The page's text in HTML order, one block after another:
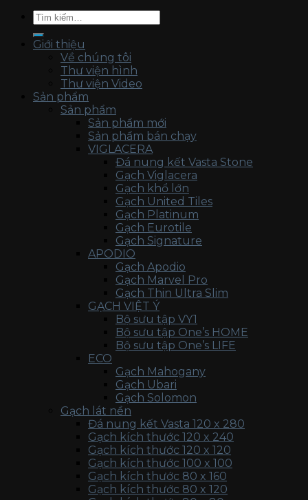
Tìm
kiếm:
Giới thiệu
Về chúng tôi
Thư viện hình
Thư viện Video
Sản phẩm
Sản phẩm
Sản phẩm mới
Sản phẩm bán chạy
VIGLACERA
Đá nung kết Vasta Stone
Gạch Viglacera
Gạch khổ lớn
Gạch United Tiles
Gạch Platinum
Gạch Eurotile
Gạch Signature
APODIO
Gạch Apodio
Gạch Marvel Pro
Gạch Thin Ultra Slim
GẠCH VIỆT Ý
Bộ sưu tập VY1
Bộ sưu tập One’s HOME
Bộ sưu tập One’s LIFE
ECO
Gạch Mahogany
Gạch Ubari
Gạch Solomon
Gạch lát nền
Đá nung kết Vasta 120 x 280
Gạch kích thước 120 x 240
Gạch kích thước 120 x 120
Gạch kích thước 100 x 100
Gạch kích thước 80 x 160
Gạch kích thước 80 x 120